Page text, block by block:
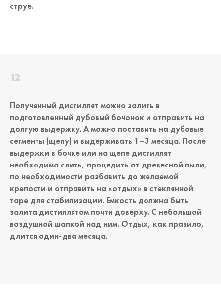
струе.
Полученный дистиллят можно залить в
подготовленный дубовый бочонок и отправить на
долгую выдержку. А можно поставить на дубовые
сегменты (щепу) и выдерживать 1–3 месяца. После
выдержки в бочке или на щепе дистиллят
необходимо слить, процедить от древесной пыли,
по необходимости разбавить до желаемой
крепости и отправить на «отдых» в стеклянной
таре для стабилизации. Емкость должна быть
залита дистиллятом почти доверху. С небольшой
воздушной шапкой над ним. Отдых, как правило,
длится один-два месяца.